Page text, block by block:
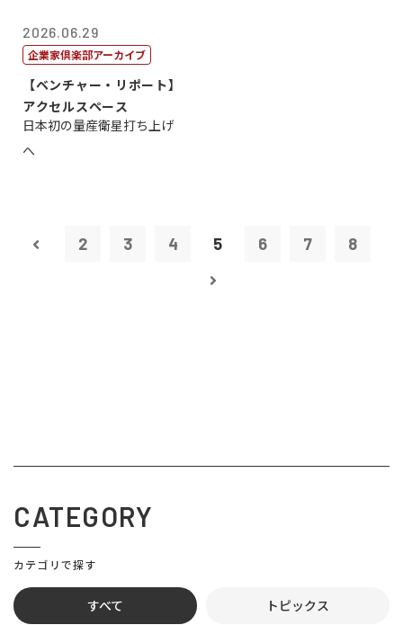
2026.06.29
企業家倶楽部アーカイブ
【ベンチャー・リポート】
アクセルスペース
日本初の量産衛星打ち上げ
へ
2 3 4 5 6 7 8
CATEGORY
カテゴリで探す
すべて トピックス